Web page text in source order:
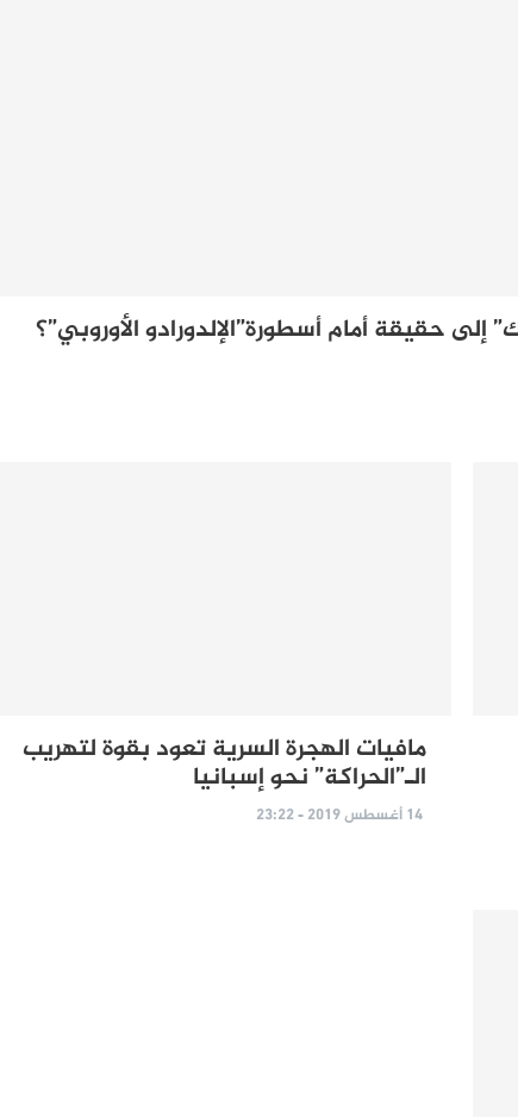
حقيقة أمام أسطورة”الإلدورادو الأوروبي”؟
مافيات الهجرة السرية تعود بقوة لتهريب
الـ”الحراكة” نحو إسبانيا
14 أغسطس 2019 - 23:22